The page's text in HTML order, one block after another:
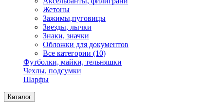
Жетоны
Зажимы,пуговицы
Звезды, лычки
Знаки, значки
Обложки для документов
Все категории (10)
Футболки, майки, тельняшки
Чехлы, подсумки
Шарфы
Каталог